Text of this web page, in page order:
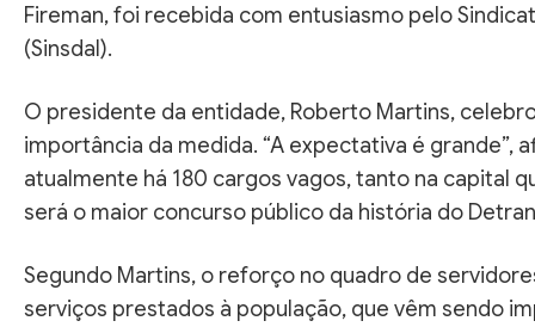
Fireman, foi recebida com entusiasmo pelo
(Sinsdal).
O presidente da entidade, Roberto Martins,
importância da medida. “A expectativa é grande”,
atualmente há 180 cargos vagos, tanto na capital
será o maior concurso público da história do
Segundo Martins, o reforço no quadro de
serviços prestados à população, que vêm sendo